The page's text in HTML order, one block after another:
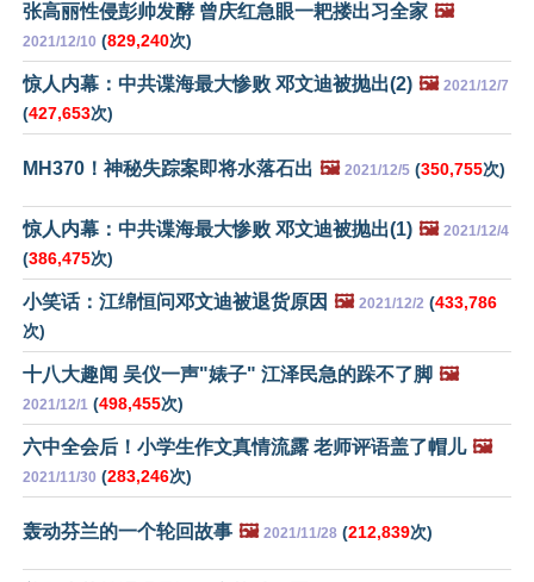
张高丽性侵彭帅发酵 曾庆红急眼一耙搂出习全家 🖼️
2021/12/10 (829,240次)
惊人内幕：中共谍海最大惨败 邓文迪被抛出(2) 🖼️ 2021/12/7
(427,653次)
MH370！神秘失踪案即将水落石出 🖼️ 2021/12/5 (350,755次)
惊人内幕：中共谍海最大惨败 邓文迪被抛出(1) 🖼️ 2021/12/4
(386,475次)
小笑话：江绵恒问邓文迪被退货原因 🖼️ 2021/12/2 (433,786
次)
十八大趣闻 吴仪一声"婊子" 江泽民急的跺不了脚 🖼️
2021/12/1 (498,455次)
六中全会后！小学生作文真情流露 老师评语盖了帽儿 🖼️
2021/11/30 (283,246次)
轰动芬兰的一个轮回故事 🖼️ 2021/11/28 (212,839次)